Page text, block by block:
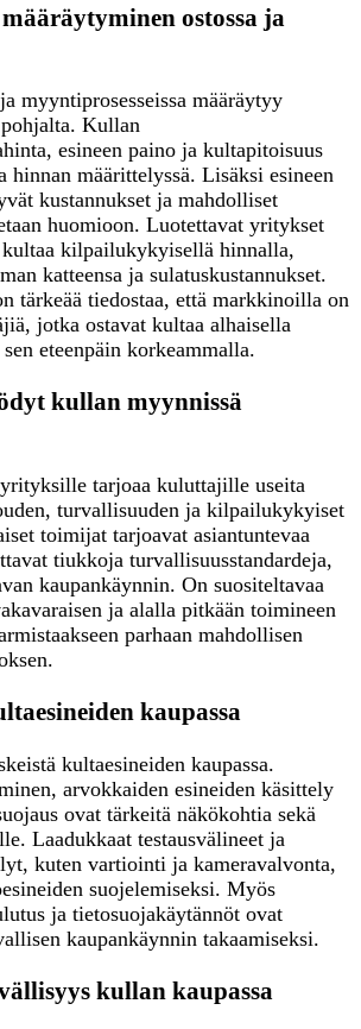
ostossa ja
myyntiprosesseissa määräytyy
Kullan
esineen paino ja kultapitoisuus
hinnan määrittelyssä. Lisäksi esineen
kustannukset ja mahdolliset
huomioon. Luotettavat yritykset
kilpailukykyisellä hinnalla,
katteensa ja sulatuskustannukset.
tärkeää tiedostaa, että markkinoilla on
jotka ostavat kultaa alhaisella
eteenpäin korkeammalla.
kullan myynnissä
tarjoaa kuluttajille useita
turvallisuuden ja kilpailukykyiset
toimijat tarjoavat asiantuntevaa
tiukkoja turvallisuusstandardeja,
kaupankäynnin. On suositeltavaa
ja alalla pitkään toimineen
parhaan mahdollisen
kaupassa
kultaesineiden kaupassa.
arvokkaiden esineiden käsittely
ovat tärkeitä näkökohtia sekä
Laadukkaat testausvälineet ja
kuten vartiointi ja kameravalvonta,
suojelemiseksi. Myös
ja tietosuojakäytännöt ovat
kaupankäynnin takaamiseksi.
kullan kaupassa